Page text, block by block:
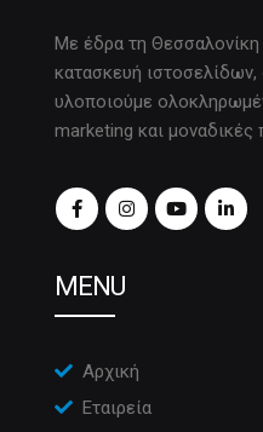
Με έδρα τη Θεσσαλονίκη
κατασκευή
υλοποιούμε
marketing και μοναδικές
MENU
Αρχική
Εταιρεία